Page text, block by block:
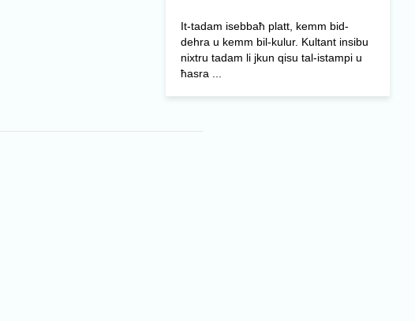
It-tadam isebbaħ platt, kemm bid-
dehra u kemm bil-kulur. Kultant insibu
nixtru tadam li jkun qisu tal-istampi u
ħasra ...